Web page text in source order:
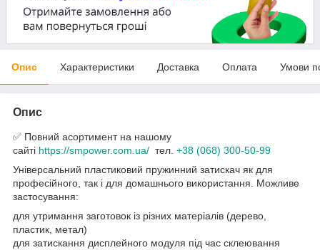
Опис Характеристики Доставка Оплата Умови
Опис
✅ Повний асортимент на нашому
сайті https://smpower.com.ua/ тел. +38 (068) 300-50-99
Універсальний пластиковий пружинний затискач як для
професійного, так і для домашнього використання. Можливе
застосування:
для утримання заготовок із різних матеріалів (дерево,
пластик, метал)
для затискання дисплейного модуля під час склеювання